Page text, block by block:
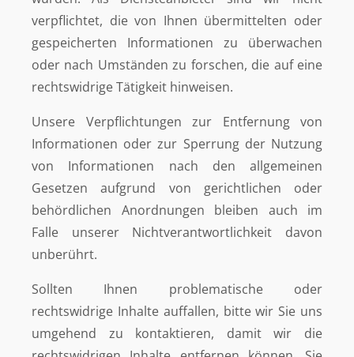
verpflichtet, die von Ihnen übermittelten oder
gespeicherten Informationen zu überwachen
oder nach Umständen zu forschen, die auf eine
rechtswidrige Tätigkeit hinweisen.
Unsere Verpflichtungen zur Entfernung von
Informationen oder zur Sperrung der Nutzung
von Informationen nach den allgemeinen
Gesetzen aufgrund von gerichtlichen oder
behördlichen Anordnungen bleiben auch im
Falle unserer Nichtverantwortlichkeit davon
unberührt.
Sollten Ihnen problematische oder
rechtswidrige Inhalte auffallen, bitte wir Sie uns
umgehend zu kontaktieren, damit wir die